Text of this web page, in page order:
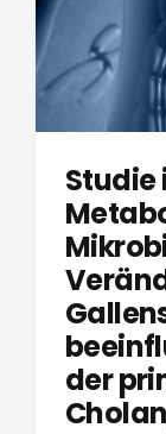
Studie
der